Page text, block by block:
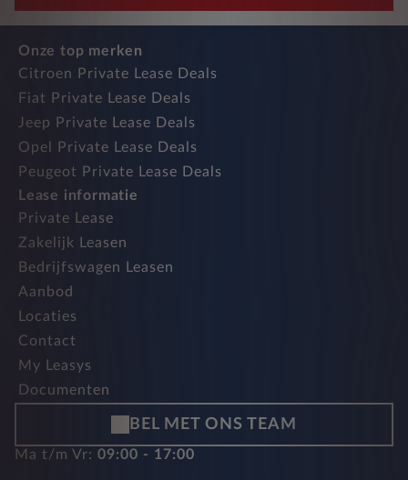
Onze top merken
Citroen Private Lease Deals
Fiat Private Lease Deals
Jeep Private Lease Deals
Opel Private Lease Deals
Peugeot Private Lease Deals
Lease informatie
Private Lease
Zakelijk Leasen
Bedrijfswagen Leasen
Aanbod
Locaties
Contact
My Leasys
Documenten
BEL MET ONS TEAM
Ma t/m Vr: 09:00 - 17:00